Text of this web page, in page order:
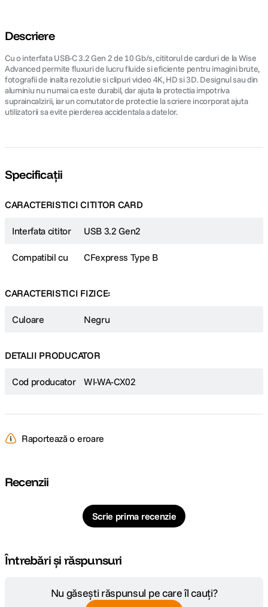
Descriere
Cu o interfata USB-C 3.2 Gen 2 de 10 Gb/s, cititorul de carduri de la Wise
Advanced permite fluxuri de lucru fluide si eficiente pentru imagini brute,
fotografii de inalta rezolutie si clipuri video 4K, HD si 3D. Designul sau din
aluminiu nu numai ca este durabil, dar ajuta la protectia impotriva
supraincalzirii, iar un comutator de protectie la scriere incorporat ajuta
utilizatorii sa evite pierderea accidentala a datelor.
Specificații
CARACTERISTICI CITITOR CARD
Interfata cititor USB 3.2 Gen2
Compatibil cu CFexpress Type B
CARACTERISTICI FIZICE:
Culoare Negru
DETALII PRODUCATOR
Cod producator WI-WA-CX02
Raportează o eroare
Recenzii
Scrie prima recenzie
Întrebări și răspunsuri
Nu găsești răspunsul pe care îl cauți?